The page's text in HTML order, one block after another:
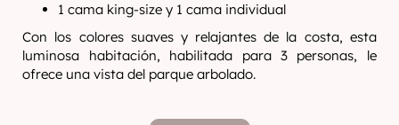
1 cama king-size y 1 cama individual
Con los colores suaves y relajantes de la costa, esta
luminosa habitación, habilitada para 3 personas, le
ofrece una vista del parque arbolado.